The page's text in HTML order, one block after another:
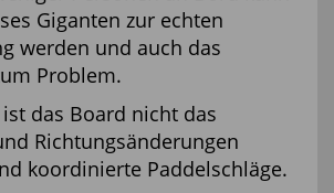
Giganten zur echten
werden und auch das
Problem.
das Board nicht das
Richtungsänderungen
koordinierte Paddelschläge.